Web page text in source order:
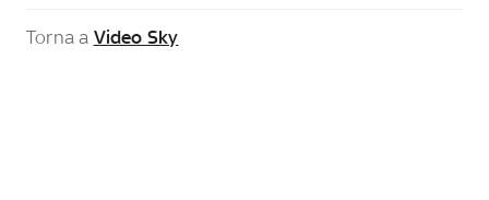
Torna a Video Sky